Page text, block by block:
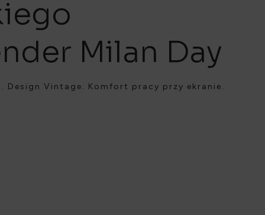
Milan Day
Design Vintage. Komfort pracy przy ekranie.